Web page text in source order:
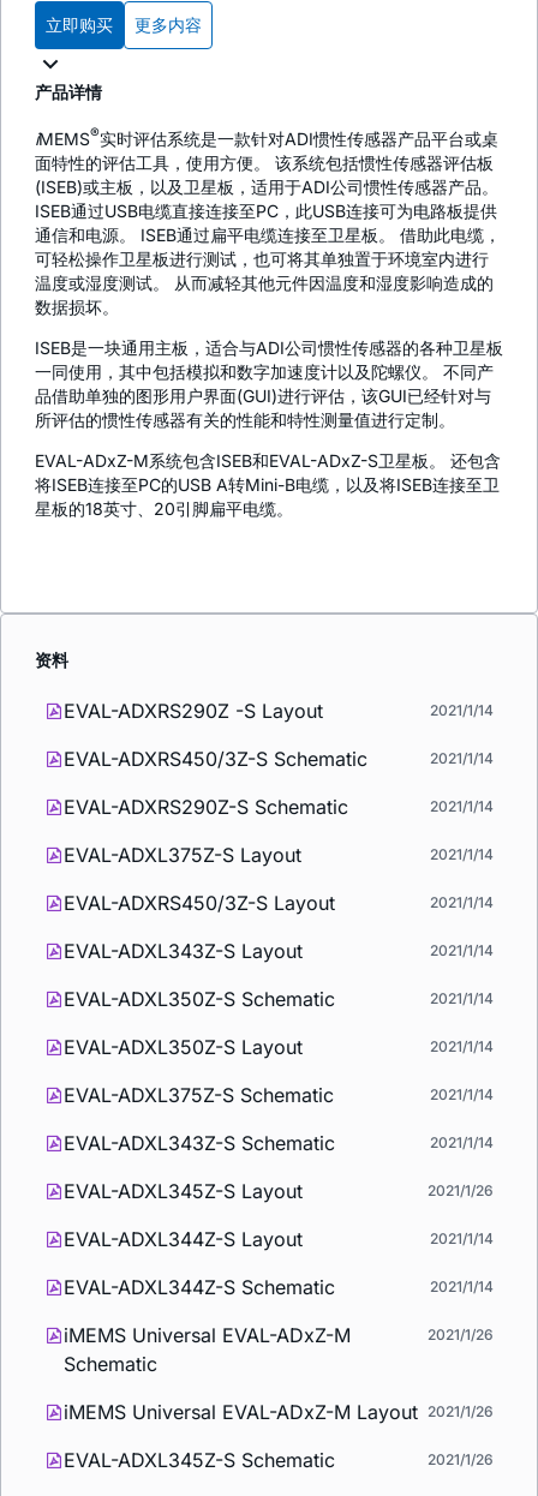
立即购买 更多内容
产品详情
iMEMS®实时评估系统是一款针对ADI惯性传感器产品平台或桌
面特性的评估工具，使用方便。 该系统包括惯性传感器评估板
(ISEB)或主板，以及卫星板，适用于ADI公司惯性传感器产品。
ISEB通过USB电缆直接连接至PC，此USB连接可为电路板提供
通信和电源。 ISEB通过扁平电缆连接至卫星板。 借助此电缆，
可轻松操作卫星板进行测试，也可将其单独置于环境室内进行
温度或湿度测试。 从而减轻其他元件因温度和湿度影响造成的
数据损坏。
ISEB是一块通用主板，适合与ADI公司惯性传感器的各种卫星板
一同使用，其中包括模拟和数字加速度计以及陀螺仪。 不同产
品借助单独的图形用户界面(GUI)进行评估，该GUI已经针对与
所评估的惯性传感器有关的性能和特性测量值进行定制。
EVAL-ADxZ-M系统包含ISEB和EVAL-ADxZ-S卫星板。 还包含
将ISEB连接至PC的USB A转Mini-B电缆，以及将ISEB连接至卫
星板的18英寸、20引脚扁平电缆。
资料
EVAL-ADXRS290Z -S Layout 2021/1/14
EVAL-ADXRS450/3Z-S Schematic 2021/1/14
EVAL-ADXRS290Z-S Schematic 2021/1/14
EVAL-ADXL375Z-S Layout 2021/1/14
EVAL-ADXRS450/3Z-S Layout 2021/1/14
EVAL-ADXL343Z-S Layout 2021/1/14
EVAL-ADXL350Z-S Schematic 2021/1/14
EVAL-ADXL350Z-S Layout 2021/1/14
EVAL-ADXL375Z-S Schematic 2021/1/14
EVAL-ADXL343Z-S Schematic 2021/1/14
EVAL-ADXL345Z-S Layout 2021/1/26
EVAL-ADXL344Z-S Layout 2021/1/14
EVAL-ADXL344Z-S Schematic 2021/1/14
iMEMS Universal EVAL-ADxZ-M
Schematic
2021/1/26
iMEMS Universal EVAL-ADxZ-M Layout 2021/1/26
EVAL-ADXL345Z-S Schematic 2021/1/26